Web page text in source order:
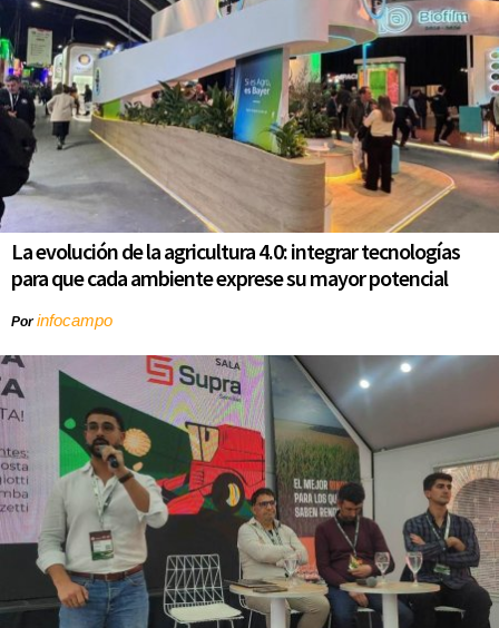
La evolución de la agricultura 4.0: integrar tecnologías
para que cada ambiente exprese su mayor potencial
Porinfocampo